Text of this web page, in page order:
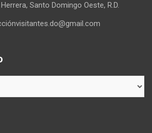
Santo Domingo Oeste, R.D.